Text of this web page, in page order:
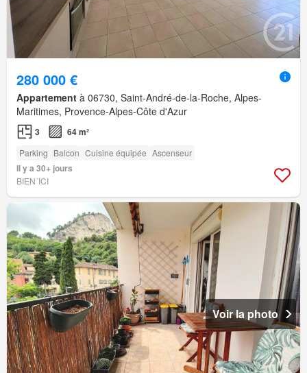
280 000 €
Appartement à 06730, Saint-André-de-la-Roche, Alpes-
Maritimes, Provence-Alpes-Côte d'Azur
3 64 m²
Parking Balcon Cuisine équipée Ascenseur
Il y a 30+ jours
BIEN´ICI
Voir la photo